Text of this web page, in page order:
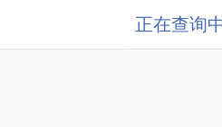
正在查询